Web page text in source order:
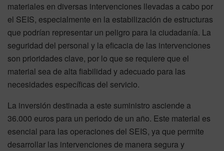
materiales en diversas intervenciones llevadas a cabo por
el SEIS, especialmente en la estabilización de estructuras
que podrían representar un peligro para la ciudadanía. La
seguridad del personal y la eficacia de las intervenciones
son prioridades clave, por lo que se requiere que el
material sea de alta fiabilidad y adecuado para las
necesidades específicas del servicio.
La inversión destinada a este suministro asciende a
36.000 euros para un periodo de un año. Este material es
esencial para las operaciones del SEIS, ya que permite
desarrollar las intervenciones de manera segura y